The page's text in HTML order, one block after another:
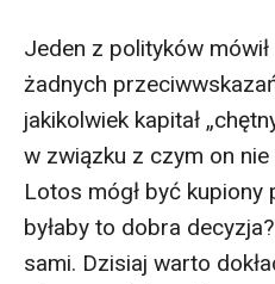
Jeden z polityków
żadnych
jakikolwiek kapitał
w związku z czym on
Lotos mógł być kupiony
byłaby to dobra
sami. Dzisiaj warto